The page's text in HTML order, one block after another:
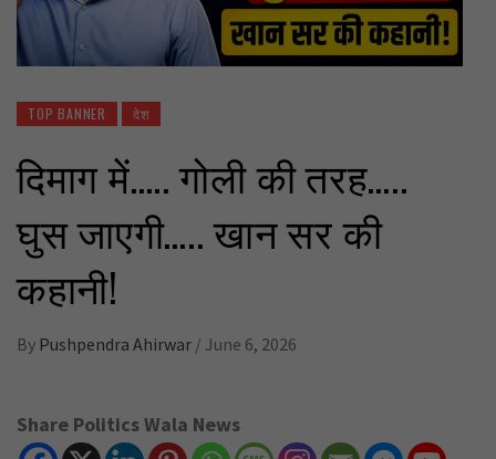
TOP BANNER देश
दिमाग में….. गोली की तरह…..
घुस जाएगी….. खान सर की
कहानी!
By Pushpendra Ahirwar / June 6, 2026
Share Politics Wala News